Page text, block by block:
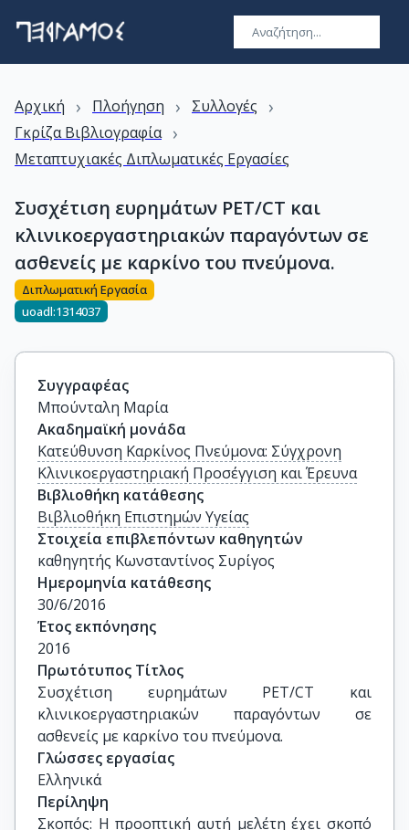
Αρχική › Πλοήγηση › Συλλογές ›
Γκρίζα Βιβλιογραφία ›
Μεταπτυχιακές Διπλωματικές Εργασίες
Συσχέτιση ευρημάτων PET/CT και
κλινικοεργαστηριακών παραγόντων σε
ασθενείς με καρκίνο του πνεύμονα.
Διπλωματική Εργασία
uoadl:1314037
Συγγραφέας
Μπούνταλη Μαρία
Ακαδημαϊκή μονάδα
Κατεύθυνση Καρκίνος Πνεύμονα: Σύγχρονη
Κλινικοεργαστηριακή Προσέγγιση και Έρευνα
Βιβλιοθήκη κατάθεσης
Βιβλιοθήκη Επιστημών Υγείας
Στοιχεία επιβλεπόντων καθηγητών
καθηγητής Κωνσταντίνος Συρίγος
Ημερομηνία κατάθεσης
30/6/2016
Έτος εκπόνησης
2016
Πρωτότυπος Τίτλος
Συσχέτιση ευρημάτων PET/CT και
κλινικοεργαστηριακών παραγόντων σε
ασθενείς με καρκίνο του πνεύμονα.
Γλώσσες εργασίας
Ελληνικά
Περίληψη
Σκοπός: Η προοπτική αυτή μελέτη έχει σκοπό